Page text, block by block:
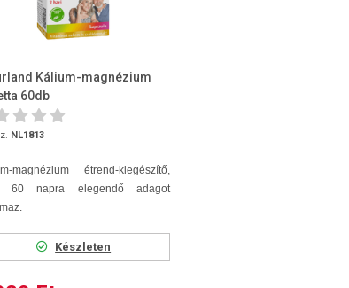
Kálium-magnézium
60db
NL1813
magnézium étrend-kiegészítő,
60 napra elegendő adagot
Készleten